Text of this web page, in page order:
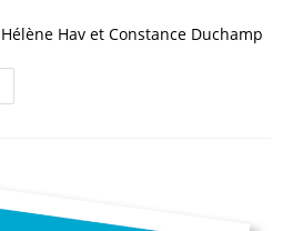
Hav et Constance Duchamp